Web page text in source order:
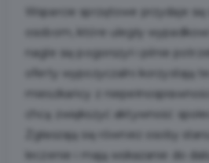
Wsparcie sprzętowe przydaje
osobom, które uległy
nagle się pogorszył i pilnie
oferty wypożyczalni korzystają
mieszkańcy z
chcą zwiększyć aktywność
Zgłaszają się również osoby
leczenie i mają wskazanie do